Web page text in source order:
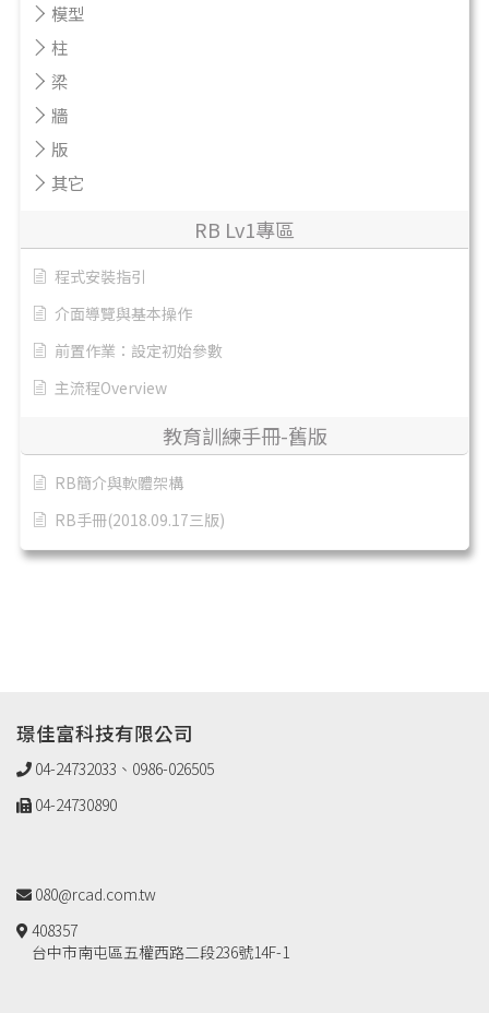
模型
柱
梁
牆
版
其它
RB Lv1專區
程式安裝指引
介面導覽與基本操作
前置作業：設定初始參數
主流程Overview
教育訓練手冊-舊版
RB簡介與軟體架構
RB手冊(2018.09.17三版)
璟佳富科技有限公司
04-24732033、0986-026505
04-24730890
080@rcad.com.tw
408357
台中市南屯區五權西路二段236號14F-1